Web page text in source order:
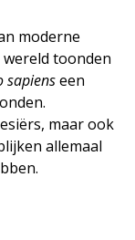
moderne
wereld toonden
sapienseen
maar ook
allemaal